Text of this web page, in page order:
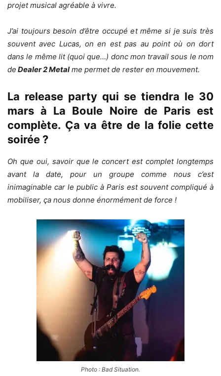
projet musical agréable à vivre.
J’ai toujours besoin d’être occupé et même si je suis très
souvent avec Lucas, on en est pas au point où on dort
dans le même lit (quoi que…) donc mon travail sous le nom
de Dealer 2 Metalme permet de rester en mouvement.
La release party qui se tiendra le 30
mars à La Boule Noirede Paris est
complète. Ça va être de la folie cette
soirée ?
Oh que oui, savoir que le concert est complet longtemps
avant la date, pour un groupe comme nous c’est
inimaginable car le public à Paris est souvent compliqué à
mobiliser, ça nous donne énormément de force !
Photo : Bad Situation.